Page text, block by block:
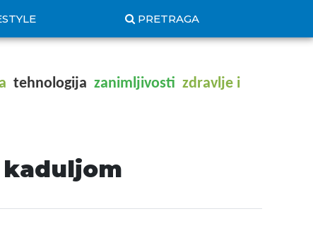
PRETRAGA
tehnologija zanimljivosti zdravlje i